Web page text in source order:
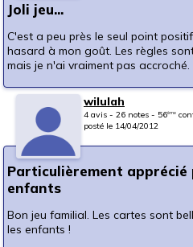
Joli jeu...
C'est a peu près le seul point
hasard à mon goût. Les règles
mais je n'ai vraiment pas accroché.
wilulah
4 avis - 26 notes - 56ème
posté le 14/04/2012
Particulièrement apprécié
enfants
Bon jeu familial. Les cartes sont
les enfants !